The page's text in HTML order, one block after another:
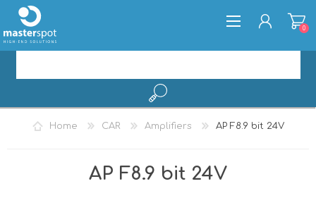
REGISTER
0
Home CAR Amplifiers AP F8.9 bit 24V
AP F8.9 bit 24V